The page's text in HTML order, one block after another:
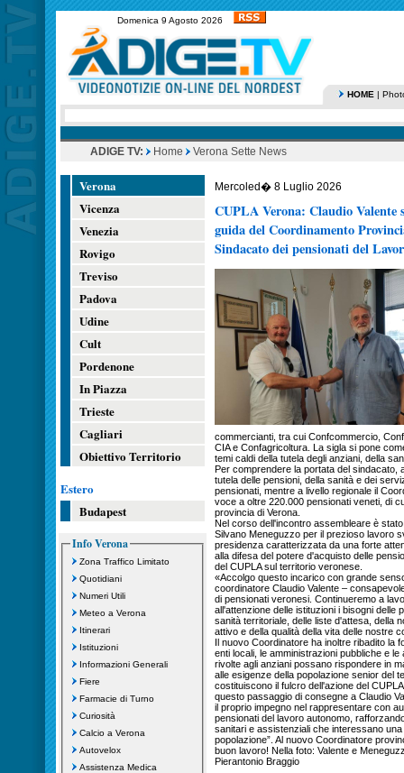
Domenica 9 Agosto 2026
HOME |
ADIGE TV: Home Verona Sette News
Verona
Vicenza
Venezia
Rovigo
Treviso
Padova
Udine
Cult
Pordenone
In Piazza
Trieste
Cagliari
Obiettivo Territorio
Estero
Budapest
Info Verona
Zona Traffico Limitato
Quotidiani
Numeri Utili
Meteo a Verona
Itinerari
Istituzioni
Informazioni Generali
Fiere
Farmacie di Turno
Curiosità
Calcio a Verona
Autovelox
Assistenza Medica
Mercoled� 8 Luglio 2026
CUPLA Verona: Claudio Valente
guida del Coordinamento
Sindacato dei pensionati del
commercianti, tra cui Confcommercio,
CIA e Confagricoltura. La sigla si pone
temi caldi della tutela degli anziani, della
Per comprendere la portata del sindacato,
tutela delle pensioni, della sanità e dei
pensionati, mentre a livello regionale il
voce a oltre 220.000 pensionati veneti, di
provincia di Verona.
Nel corso dell'incontro assembleare è
Silvano Meneguzzo per il prezioso lavoro
presidenza caratterizzata da una forte
alla difesa del potere d'acquisto delle
del CUPLA sul territorio veronese.
«Accolgo questo incarico con grande
coordinatore Claudio Valente –
di pensionati veronesi. Continueremo a
all'attenzione delle istituzioni i bisogni delle
sanità territoriale, delle liste d'attesa, della
attivo e della qualità della vita delle nostre
Il nuovo Coordinatore ha inoltre ribadito la
enti locali, le amministrazioni pubbliche e
rivolte agli anziani possano rispondere in
alle esigenze della popolazione senior del
costituiscono il fulcro dell'azione del
questo passaggio di consegne a Claudio
il proprio impegno nel rappresentare con
pensionati del lavoro autonomo,
sanitari e assistenziali che interessano
popolazione”. Al nuovo Coordinatore
buon lavoro! Nella foto: Valente e
Pierantonio Braggio